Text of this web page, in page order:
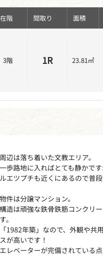
階 間取り 面積
3階 1R 23.81㎡
周辺は落ち着いた文教エリア。
一歩路地に入ればとても静かで
ルエツプチも近くにあるので普
物件は分譲マンション。
構造は頑強な鉄骨鉄筋コンクリ
す。
「1982年築」なので、外観や
スが高いです！
エレベーターが完備されている点